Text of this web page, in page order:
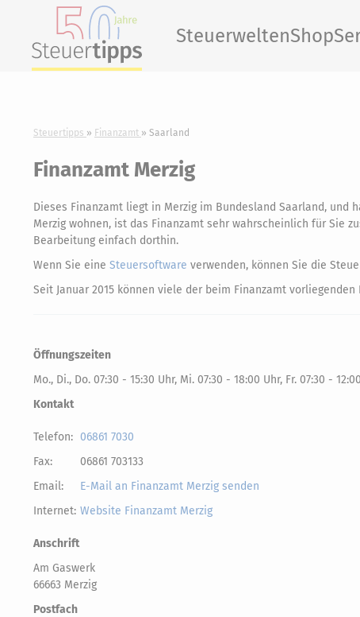
SteuerweltenShop
Steuertipps Finanzamt Saarland
Finanzamt Merzig
Dieses Finanzamt liegt in Merzig im Bundesland Saarland, und
Merzig wohnen, ist das Finanzamt sehr wahrscheinlich für Sie
Bearbeitung einfach dorthin.
Wenn Sie eine Steuersoftware verwenden, können Sie die
Seit Januar 2015 können viele der beim Finanzamt vorliegenden
Öffnungszeiten
Mo., Di., Do. 07:30 - 15:30 Uhr, Mi. 07:30 - 18:00 Uhr, Fr. 07:30 -
Kontakt
Telefon: 06861 7030
Fax:
06861 703133
Email:
E-Mail an Finanzamt Merzig senden
Internet: Website Finanzamt Merzig
Anschrift
Am Gaswerk
66663 Merzig
Postfach